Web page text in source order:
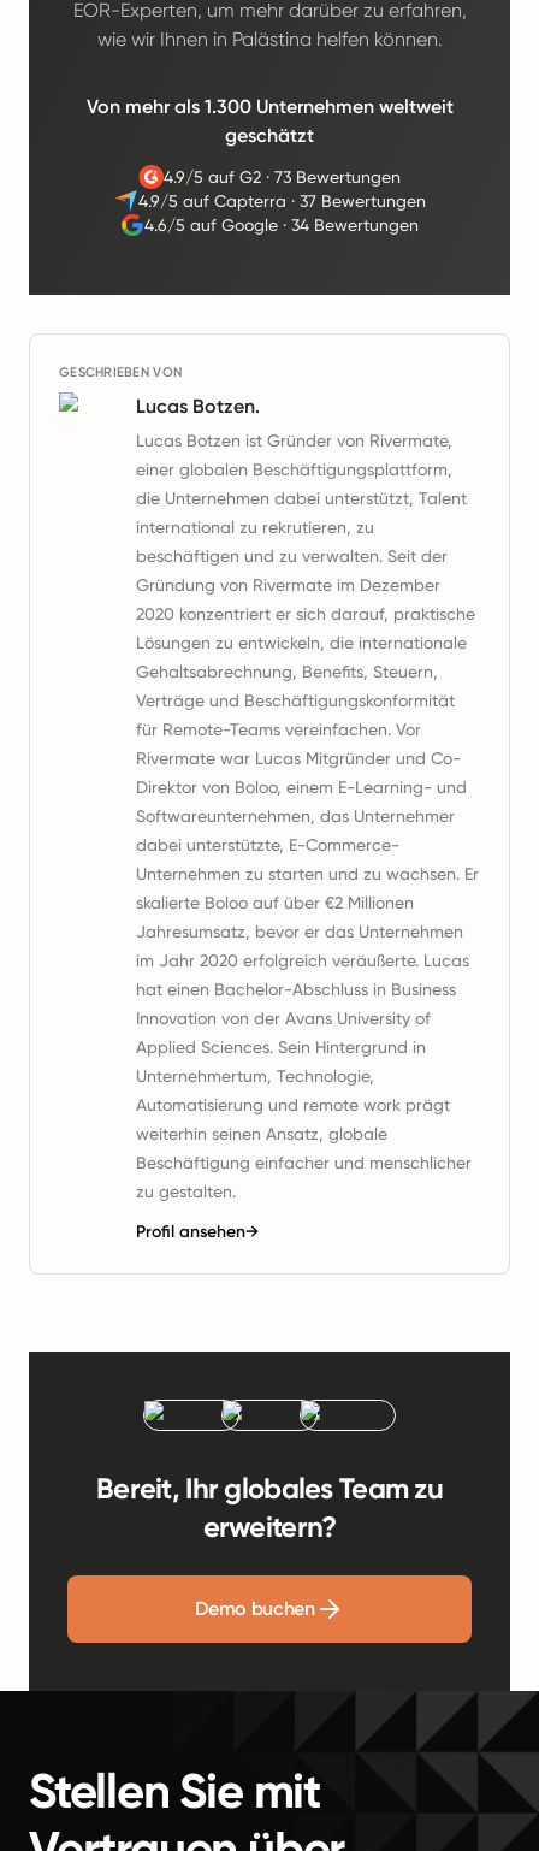
EOR-Experten, um mehr darüber zu erfahren,
wie wir Ihnen in Palästina helfen können.
Von mehr als 1.300 Unternehmen weltweit
geschätzt
4.9/5 auf G2· 73 Bewertungen
4.9/5 auf Capterra · 37 Bewertungen
4.6/5 auf Google ·34 Bewertungen
GESCHRIEBEN VON
Lucas Botzen.
Lucas Botzen ist Gründer von Rivermate,
einer globalen Beschäftigungsplattform,
die Unternehmen dabei unterstützt, Talent
international zu rekrutieren, zu
beschäftigen und zu verwalten. Seit der
Gründung von Rivermate im Dezember
2020 konzentriert er sich darauf, praktische
Lösungen zu entwickeln, die internationale
Gehaltsabrechnung, Benefits, Steuern,
Verträge und Beschäftigungskonformität
für Remote-Teams vereinfachen. Vor
Rivermate war Lucas Mitgründer und Co-
Direktor von Boloo, einem E-Learning- und
Softwareunternehmen, das Unternehmer
dabei unterstützte, E-Commerce-
Unternehmen zu starten und zu wachsen. Er
skalierte Boloo auf über €2 Millionen
Jahresumsatz, bevor er das Unternehmen
im Jahr 2020 erfolgreich veräußerte. Lucas
hat einen Bachelor-Abschluss in Business
Innovation von der Avans University of
Applied Sciences. Sein Hintergrund in
Unternehmertum, Technologie,
Automatisierung und remote work prägt
weiterhin seinen Ansatz, globale
Beschäftigung einfacher und menschlicher
zu gestalten.
Profil ansehen→
Bereit, Ihr globales Team zu
erweitern?
Demo buchen
Stellen Sie mit